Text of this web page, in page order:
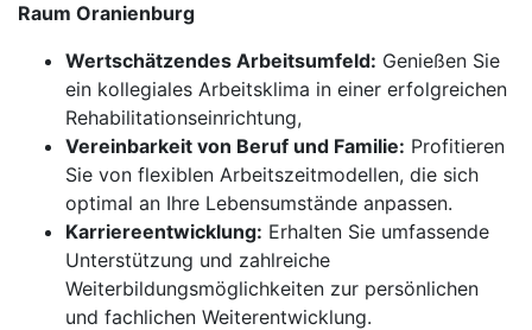
Raum Oranienburg
Wertschätzendes Arbeitsumfeld: Genießen Sie
ein kollegiales Arbeitsklima in einer erfolgreichen
Rehabilitationseinrichtung,
Vereinbarkeit von Beruf und Familie: Profitieren
Sie von flexiblen Arbeitszeitmodellen, die sich
optimal an Ihre Lebensumstände anpassen.
Karriereentwicklung: Erhalten Sie umfassende
Unterstützung und zahlreiche
Weiterbildungsmöglichkeiten zur persönlichen
und fachlichen Weiterentwicklung.